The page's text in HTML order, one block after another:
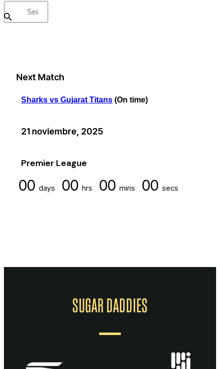
Next Match
Sharks vs Gujarat Titans (On time)
21 noviembre, 2025
Premier League
00 days 00 hrs 00 mins 00 secs
SUGAR DADDIES